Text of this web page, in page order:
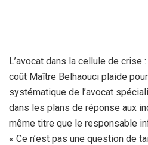
L’avocat dans la cellule de crise
coût Maître Belhaouci plaide
systématique de l’avocat
dans les plans de réponse aux
même titre que le responsable
« Ce n’est pas une question de